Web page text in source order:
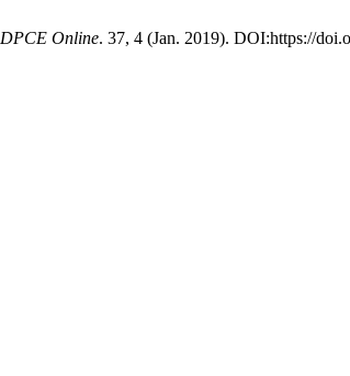
DPCE Online. 37, 4 (Jan. 2019). DOI:https://